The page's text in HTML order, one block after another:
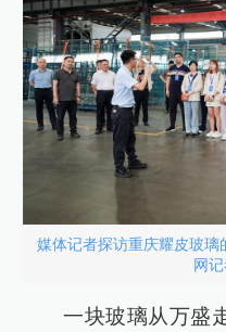
媒体记者探访重庆耀皮玻璃
网
一块玻璃从万盛